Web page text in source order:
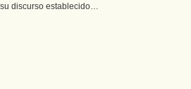
discurso establecido…